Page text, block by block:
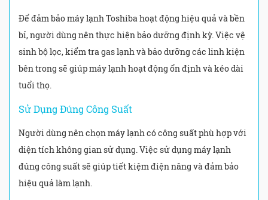
Để đảm bảo máy lạnh Toshiba hoạt động hiệu quả và bền
bỉ, người dùng nên thực hiện bảo dưỡng định kỳ. Việc vệ
sinh bộ lọc, kiểm tra gas lạnh và bảo dưỡng các linh kiện
bên trong sẽ giúp máy lạnh hoạt động ổn định và kéo dài
tuổi thọ.
Sử Dụng Đúng Công Suất
Người dùng nên chọn máy lạnh có công suất phù hợp với
diện tích không gian sử dụng. Việc sử dụng máy lạnh
đúng công suất sẽ giúp tiết kiệm điện năng và đảm bảo
hiệu quả làm lạnh.